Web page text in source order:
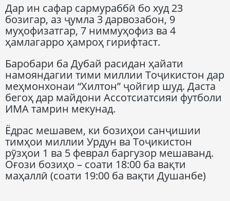
Дар ин сафар сармураббӣ бо худ 23
бозигар, аз ҷумла 3 дарвозабон, 9
муҳофизатгар, 7 ниммуҳофиз ва 4
ҳамлагарро ҳамроҳ гирифтаст.
Баробари ба Дубай расидан ҳайати
намояндагии тими миллии Тоҷикистон дар
меҳмонхонаи “Хилтон” ҷойгир шуд. Даста
бегоҳ дар майдони Ассотсиатсияи футболи
ИМА тамрин мекунад.
Ёдрас мешавем, ки бозиҳои санҷишии
тимҳои миллии Урдун ва Тоҷикистон
рӯзҳои 1 ва 5 феврал баргузор мешаванд.
Оғози бозиҳо – соати 18:00 ба вақти
маҳаллӣ (соати 19:00 ба вақти Душанбе)